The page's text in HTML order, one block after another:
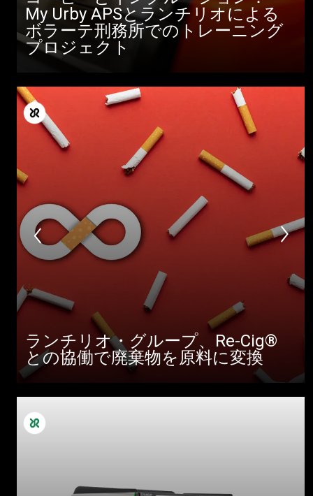
My Urby APSとランチリオによる
ボラーテ刑務所でのトレーニング
プロジェクト
ランチリオ・グループ、Re-Cig®
との協働で廃棄物を原料に変換
すべて
もっと見